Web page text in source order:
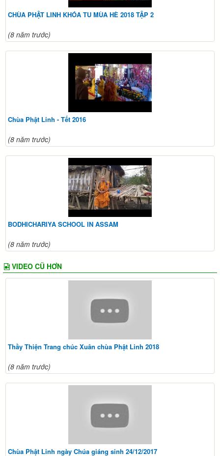
CHÙA PHẬT LINH KHÓA TU MÙA HÈ 2018 TẬP 2
(8 năm trước)
Chùa Phật Linh - Tết 2016
(8 năm trước)
BODHICHARIYA SCHOOL IN ASSAM
(8 năm trước)
VIDEO CŨ HƠN
Thầy Thiện Trang chúc Xuân chùa Phật Linh 2018
(8 năm trước)
Chùa Phật Linh ngày Chúa giáng sinh 24/12/2017